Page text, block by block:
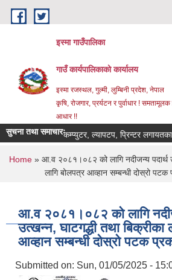
Skip to main content
इस्मा गाउँपालिका
गाउँ कार्यपालिकाको कार्यालय
इस्मा रजस्थल, गुल्मी, लुम्बिनी प्रदेश, नेपाल
कृषि, रोजगार, प्रर्यटन र पुर्वाधार ! समतामूलक
आधार !!
सुचना तथा समाचारःकम्प्युटर, ल्यापटप, प्रिन्टर लगायतका
You are here
Home» आ.व २०८१।०८२ को लागि नदीजन्य पदार्थ
लागि बोलपत्र आव्हान सम्बन्धी दोस्रो
आ.व २०८१।०८२ को लागि
उत्खन्न, घाटगद्धी तथा बिक्रीका
आव्हान सम्बन्धी दोस्रो पटक
Submitted on: Sun, 01/05/2025 -